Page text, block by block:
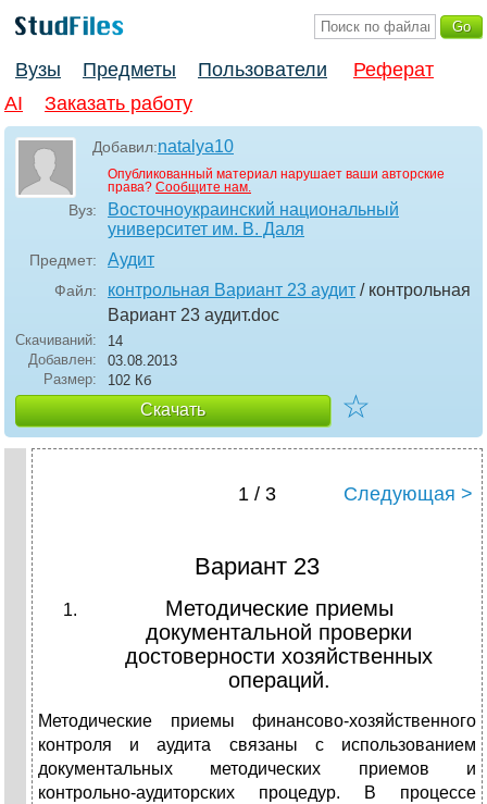
Вузы Предметы Пользователи
Реферат
AI
Заказать работу
Добавил:natalya10
Опубликованный материал нарушает ваши авторские
права? Сообщите нам.
Вуз:
Восточноукраинский национальный
университет им. В. Даля
Предмет: Аудит
Файл: контрольная Вариант 23 аудит / контрольная
Вариант 23 аудит.doc
Скачиваний:
14
Добавлен:
03.08.2013
Размер:
102 Кб
Скачать ☆
1 / 3 Следующая >
Вариант 23
Методические приемы
документальной проверки
достоверности хозяйственных
операций.
Методические приемы финансово-хозяйственного
контроля и аудита связаны с использованием
документальных методических приемов и
контрольно-аудиторских процедур. В процессе